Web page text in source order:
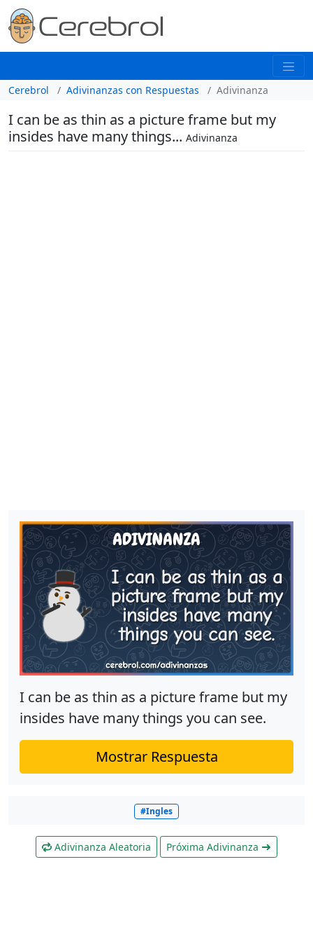
Cerebrol Adivinanzas con Respuestas Adivinanza
I can be as thin as a picture frame but my
insides have many things... Adivinanza
I can be as thin as a picture frame but my
insides have many things you can see.
Mostrar Respuesta
#Ingles
Adivinanza Aleatoria Próxima Adivinanza